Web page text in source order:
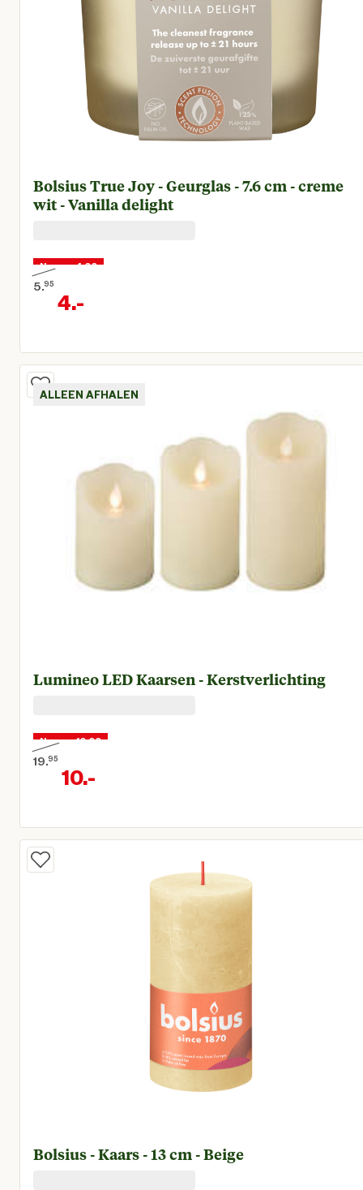
Bolsius True Joy - Geurglas - 7.6 cm - creme
wit - Vanilla delight
Nu voor 4,00
5.95
Oorspronkelijke prijs € 5,95
4.-
Huidige prijs € 4,00
ALLEEN AFHALEN
Lumineo LED Kaarsen - Kerstverlichting
Nu voor 10,00
19.95
Oorspronkelijke prijs € 19,95
10.-
Huidige prijs € 10,00
Bolsius - Kaars - 13 cm - Beige